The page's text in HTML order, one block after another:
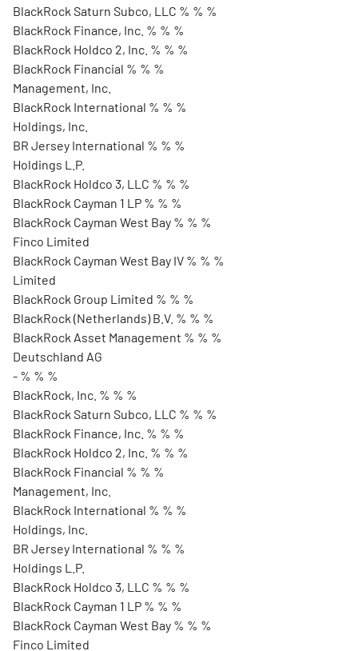
BlackRock Saturn Subco, LLC % % %
BlackRock Finance, Inc. % % %
BlackRock Holdco 2, Inc. % % %
BlackRock Financial % % %
Management, Inc.
BlackRock International % % %
Holdings, Inc.
BR Jersey International % % %
Holdings L.P.
BlackRock Holdco 3, LLC % % %
BlackRock Cayman 1 LP % % %
BlackRock Cayman West Bay % % %
Finco Limited
BlackRock Cayman West Bay IV % % %
Limited
BlackRock Group Limited % % %
BlackRock (Netherlands) B.V. % % %
BlackRock Asset Management % % %
Deutschland AG
- % % %
BlackRock, Inc. % % %
BlackRock Saturn Subco, LLC % % %
BlackRock Finance, Inc. % % %
BlackRock Holdco 2, Inc. % % %
BlackRock Financial % % %
Management, Inc.
BlackRock International % % %
Holdings, Inc.
BR Jersey International % % %
Holdings L.P.
BlackRock Holdco 3, LLC % % %
BlackRock Cayman 1 LP % % %
BlackRock Cayman West Bay % % %
Finco Limited